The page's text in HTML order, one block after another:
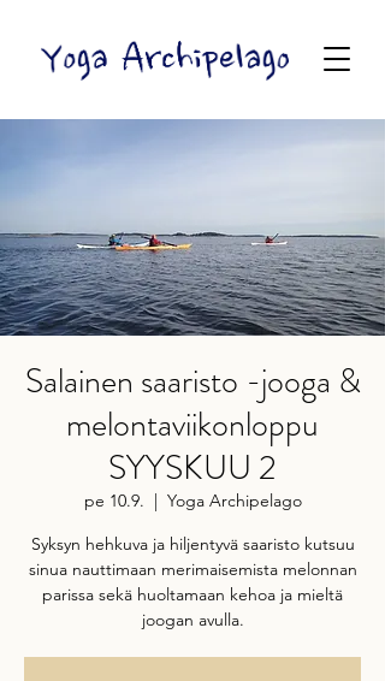
Salainen saaristo -jooga &
melontaviikonloppu
SYYSKUU 2
pe 10.9.
  |
Yoga Archipelago
Syksyn hehkuva ja hiljentyvä saaristo kutsuu
sinua nauttimaan merimaisemista melonnan
parissa sekä huoltamaan kehoa ja mieltä
joogan avulla.